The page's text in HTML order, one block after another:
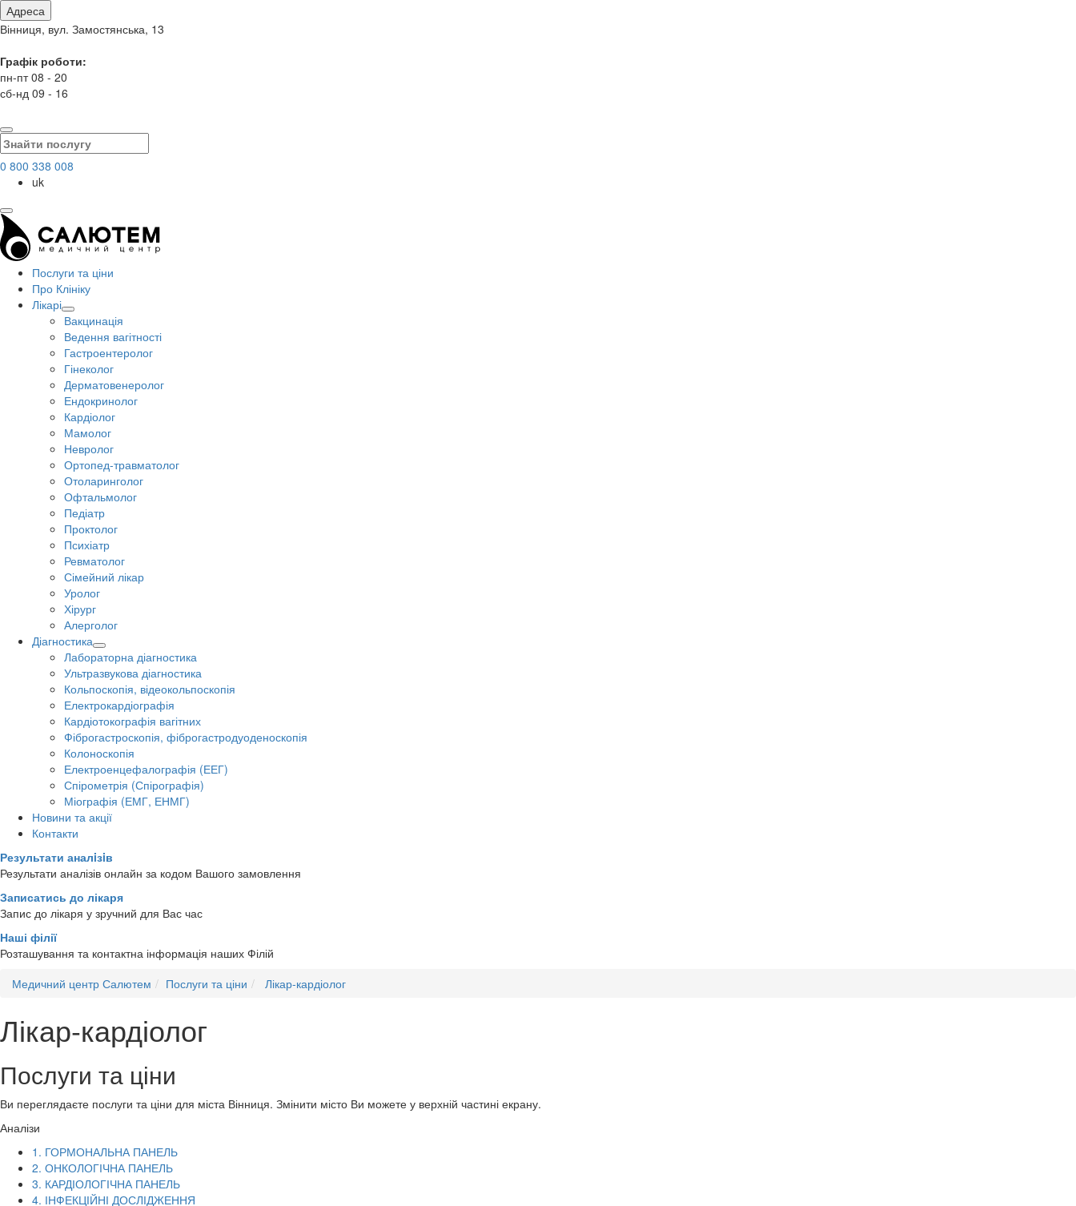
Адреса
Вінниця, вул. Замостянська, 13
Графік роботи:
пн-пт 08 - 20
сб-нд 09 - 16
0 800 338 008
uk
Послуги та ціни
Про Клініку
Лікарі
Вакцинація
Ведення вагітності
Гастроентеролог
Гінеколог
Дерматовенеролог
Ендокринолог
Кардіолог
Мамолог
Невролог
Ортопед-травматолог
Отоларинголог
Офтальмолог
Педіатр
Проктолог
Психіатр
Ревматолог
Сімейний лікар
Уролог
Хірург
Алерголог
Діагностика
Лабораторна діагностика
Ультразвукова діагностика
Кольпоскопія, відеокольпоскопія
Електрокардіографія
Кардіотокографія вагітних
Фіброгастроскопія, фіброгастродуоденоскопія
Колоноскопія
Електроенцефалографія (ЕЕГ)
Спірометрія (Спірографія)
Міографія (ЕМГ, ЕНМГ)
Новини та акції
Контакти
Результати аналiзiв
Результати аналізів онлайн за кодом Вашого замовлення
Записатись до лікаря
Запис до лікаря у зручний для Вас час
Наші філії
Розташування та контактна інформація наших Філій
Медичний центр Салютем
Послуги та ціни Лікар-кардіолог
Лікар-кардіолог
Послуги та ціни
Ви переглядаєте послуги та ціни для міста Вінниця. Змінити місто Ви можете у верхній частині екрану.
Аналізи
1. ГОРМОНАЛЬНА ПАНЕЛЬ
2. ОНКОЛОГІЧНА ПАНЕЛЬ
3. КАРДІОЛОГІЧНА ПАНЕЛЬ
4. ІНФЕКЦІЙНІ ДОСЛІДЖЕННЯ